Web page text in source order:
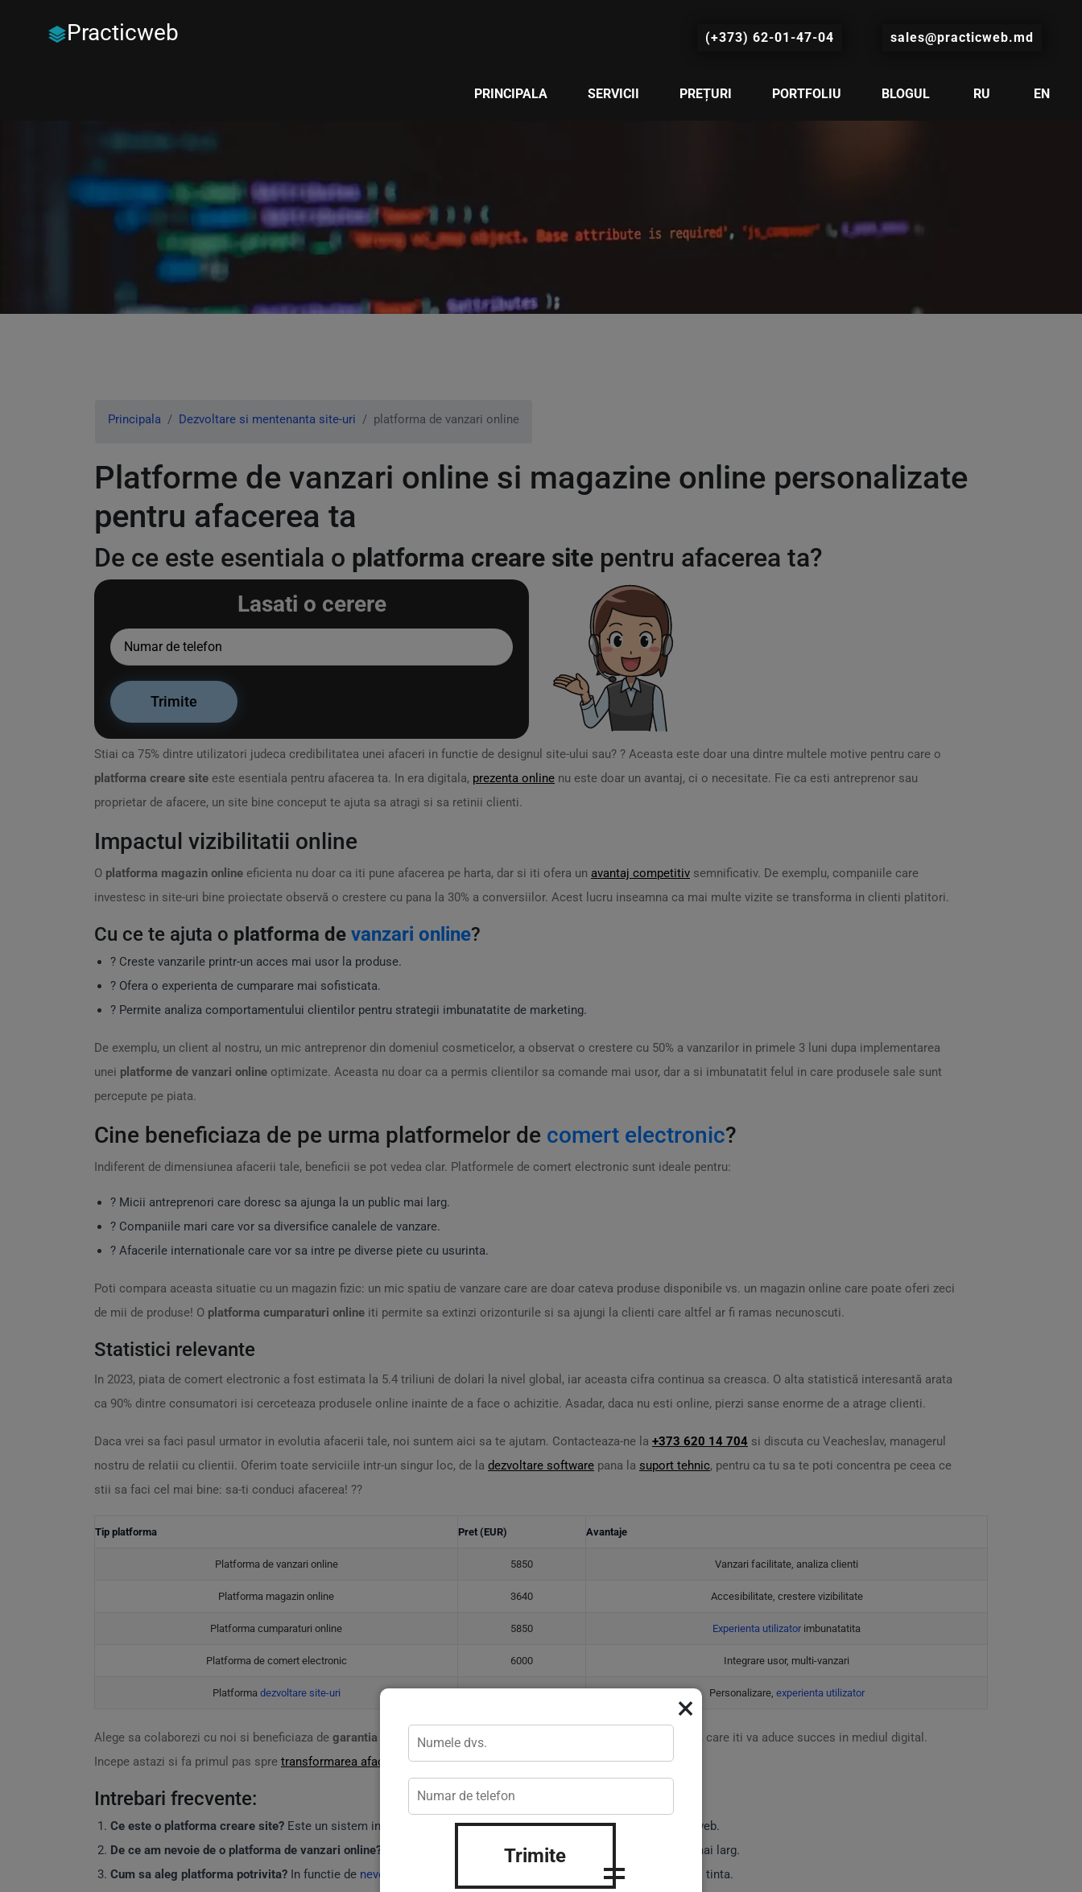
Practicweb sales@practicweb.md
(+373) 62-01-47-04
PRINCIPALA SERVICII PREȚURI PORTFOLIU BLOGUL RU EN
Principala Dezvoltare si mentenanta site-uri platforma de vanzari online
Platforme de vanzari online si magazine online personalizate
pentru afacerea ta
De ce este esentiala o platforma creare site pentru afacerea ta?
Lasati o cerere
Stiai ca 75% dintre utilizatori judeca credibilitatea unei afaceri in functie de designul site-ului sau? ? Aceasta este doar una dintre multele motive pentru care o
platforma creare site este esentiala pentru afacerea ta. In era digitala, prezenta online nu este doar un avantaj, ci o necesitate. Fie ca esti antreprenor sau
proprietar de afacere, un site bine conceput te ajuta sa atragi si sa retinii clienti.
Impactul vizibilitatii online
O platforma magazin online eficienta nu doar ca iti pune afacerea pe harta, dar si iti ofera un avantaj competitiv semnificativ. De exemplu, companiile care
investesc in site-uri bine proiectate observă o crestere cu pana la 30% a conversiilor. Acest lucru inseamna ca mai multe vizite se transforma in clienti platitori.
Cu ce te ajuta o platforma de vanzari online?
? Creste vanzarile printr-un acces mai usor la produse.
?️ Ofera o experienta de cumparare mai sofisticata.
? Permite analiza comportamentului clientilor pentru strategii imbunatatite de marketing.
De exemplu, un client al nostru, un mic antreprenor din domeniul cosmeticelor, a observat o crestere cu 50% a vanzarilor in primele 3 luni dupa implementarea
unei platforme de vanzari online optimizate. Aceasta nu doar ca a permis clientilor sa comande mai usor, dar a si imbunatatit felul in care produsele sale sunt
percepute pe piata.
Cine beneficiaza de pe urma platformelor de comert electronic?
Indiferent de dimensiunea afacerii tale, beneficii se pot vedea clar. Platformele de comert electronic sunt ideale pentru:
? Micii antreprenori care doresc sa ajunga la un public mai larg.
? Companiile mari care vor sa diversifice canalele de vanzare.
? Afacerile internationale care vor sa intre pe diverse piete cu usurinta.
Poti compara aceasta situatie cu un magazin fizic: un mic spatiu de vanzare care are doar cateva produse disponibile vs. un magazin online care poate oferi zeci
de mii de produse! O platforma cumparaturi online iti permite sa extinzi orizonturile si sa ajungi la clienti care altfel ar fi ramas necunoscuti.
Statistici relevante
In 2023, piata de comert electronic a fost estimata la 5.4 triliuni de dolari la nivel global, iar aceasta cifra continua sa creasca. O alta statistică interesantă arata
ca 90% dintre consumatori isi cerceteaza produsele online inainte de a face o achizitie. Asadar, daca nu esti online, pierzi sanse enorme de a atrage clienti.
Daca vrei sa faci pasul urmator in evolutia afacerii tale, noi suntem aici sa te ajutam. Contacteaza-ne la +373 620 14 704 si discuta cu Veacheslav, managerul
nostru de relatii cu clientii. Oferim toate serviciile intr-un singur loc, de la dezvoltare software pana la suport tehnic, pentru ca tu sa te poti concentra pe ceea ce
stii sa faci cel mai bine: sa-ti conduci afacerea! ??
Tip platforma Pret (EUR) Avantaje
Platforma de vanzari online 5850 Vanzari facilitate, analiza clienti
Platforma magazin online 3640 Accesibilitate, crestere vizibilitate
Platforma cumparaturi online 5850 Experienta utilizator imbunatatita
Platforma de comert electronic 6000 Integrare usor, multi-vanzari
Platforma dezvoltare site-uri Personalizare, experienta utilizator
Alege sa colaborezi cu noi si beneficiaza de garantia
a 20 de ani de experienta. Reprezentam un parteneriat stabil, care iti va aduce succes in mediul digital.
Incepe astazi si fa primul pas spre transformarea afacerii tale!
Intrebari frecvente:
Ce este o platforma creare site? Este un sistem informatic menit sa ajute la gestionarea si crearea unui site web.
De ce am nevoie de o platforma de vanzari online?
Pentru a facilita procesul de vanzare si a atinge un public mai larg.
Cum sa aleg platforma potrivita? In functie de nevoile specifice ale afacerii tale
, cum ar fi produsele si publicul tinta.
×
Trimite